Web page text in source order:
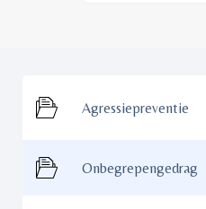
Agressiepreventie
Onbegrepengedrag